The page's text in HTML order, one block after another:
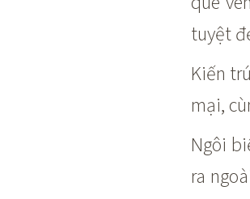
tuyệt
Kiến
mại,
Ngôi
ra